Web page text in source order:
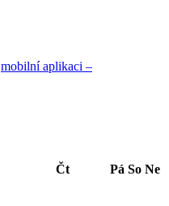
mobilní aplikaci –
Čt Pá So Ne